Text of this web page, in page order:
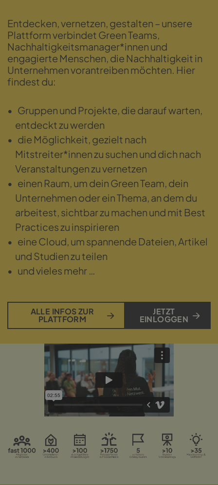
Entdecken, vernetzen, gestalten – unsere
Plattform verbindet Green Teams,
Nachhaltigkeitsmanager*innen und
engagierte Menschen, die Nachhaltigkeit in
Unternehmen vorantreiben möchten. Hier
findest du:
Gruppen und Projekte, die darauf warten,
entdeckt zu werden
die Möglichkeit, gezielt nach
Mitstreiter*innen zu suchen und dich nach
Veranstaltungen zu vernetzen
einen Raum, um dein Green Team, dein
Unternehmen oder ein Thema, an dem du
arbeitest, sichtbar zu machen und mit Best
Practices zu inspirieren
eine Cloud, um spannende Dateien, Artikel
und Studien zu teilen
und vieles mehr …
ALLE INFOS ZUR
PLATTFORM
JETZT
EINLOGGEN